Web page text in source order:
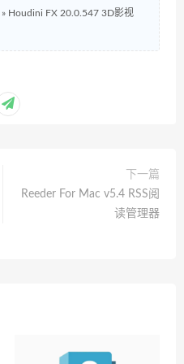
» Houdini FX 20.0.547 3D影视
下一篇
Reeder For Mac v5.4 RSS阅
读管理器